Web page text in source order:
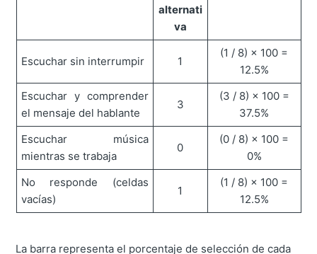
alternati
va
Escuchar sin interrumpir 1
(1 / 8) × 100 =
12.5%
Escuchar y comprender
el mensaje del hablante
3
(3 / 8) × 100 =
37.5%
Escuchar música
mientras se trabaja
0
(0 / 8) × 100 =
0%
No responde (celdas
vacías)
1
(1 / 8) × 100 =
12.5%
La barra representa el porcentaje de selección de cada